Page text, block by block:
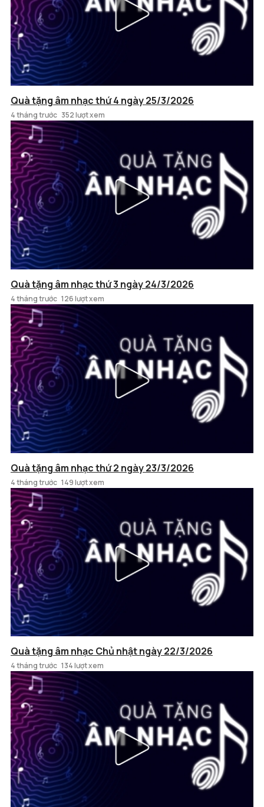
Quà tặng âm nhạc thứ 4 ngày 25/3/2026
4 tháng trước 352 lượt xem
Quà tặng âm nhạc thứ 3 ngày 24/3/2026
4 tháng trước 126 lượt xem
Quà tặng âm nhạc thứ 2 ngày 23/3/2026
4 tháng trước 149 lượt xem
Quà tặng âm nhạc Chủ nhật ngày 22/3/2026
4 tháng trước 134 lượt xem